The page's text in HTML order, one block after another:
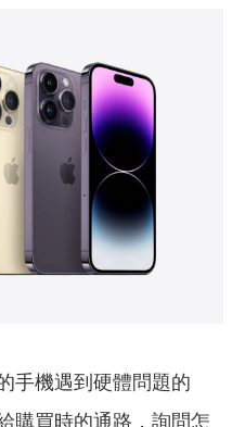
手機遇到硬體問題的
購買時的通路，詢問怎